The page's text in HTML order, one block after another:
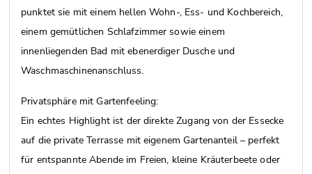
punktet sie mit einem hellen Wohn-, Ess- und Kochbereich,
einem gemütlichen Schlafzimmer sowie einem
innenliegenden Bad mit ebenerdiger Dusche und
Waschmaschinenanschluss.
Privatsphäre mit Gartenfeeling:
Ein echtes Highlight ist der direkte Zugang von der Essecke
auf die private Terrasse mit eigenem Gartenanteil – perfekt
für entspannte Abende im Freien, kleine Kräuterbeete oder